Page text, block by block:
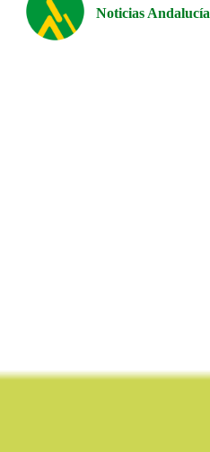
Noticias Andalucía